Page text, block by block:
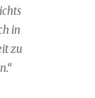
in
zu